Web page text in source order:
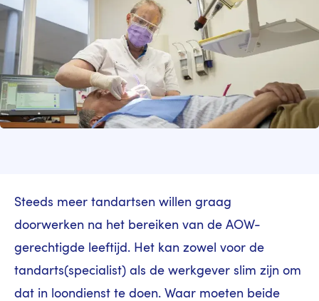
Steeds meer tandartsen willen graag
doorwerken na het bereiken van de AOW-
gerechtigde leeftijd. Het kan zowel voor de
tandarts(specialist) als de werkgever slim zijn om
dat in loondienst te doen. Waar moeten beide